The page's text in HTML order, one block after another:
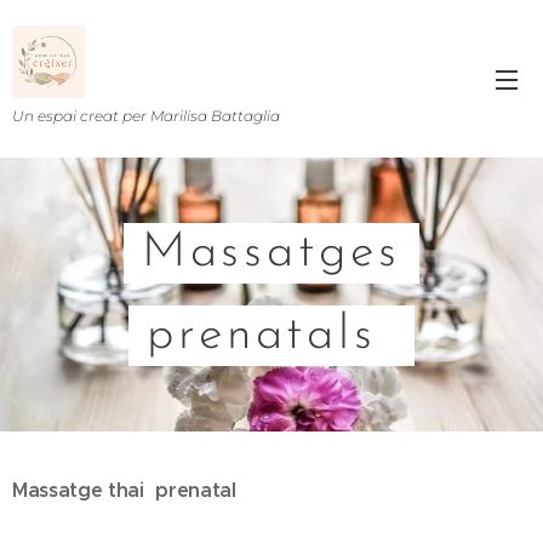
Un espai creat per Marilisa Battaglia
Massatges
prenatals
Massatge thai prenatal